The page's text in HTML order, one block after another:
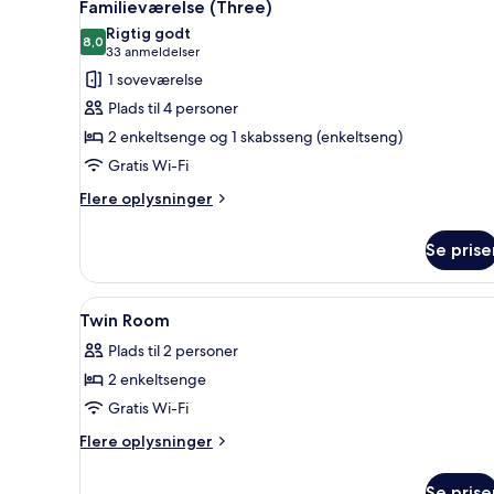
alle
billeder
af
Familieværelse
(Three)
Familieværelse (Three)
8,08,0 ud af 10
Rigtig godt
33 anmeldelser
(33
anmeldelser)
1 soveværelse
Plads til 4 personer
2 enkeltsenge og 1 skabsseng (enkeltseng)
Gratis Wi-Fi
Flere oplysninger
Flere
(Three)
Se
Indlæs
alle
billeder
af
Twin
Room
Et hotelværelse med to
5
Twin Room
Plads til 2 personer
2 enkeltsenge
Gratis Wi-Fi
Flere oplysninger
Flere